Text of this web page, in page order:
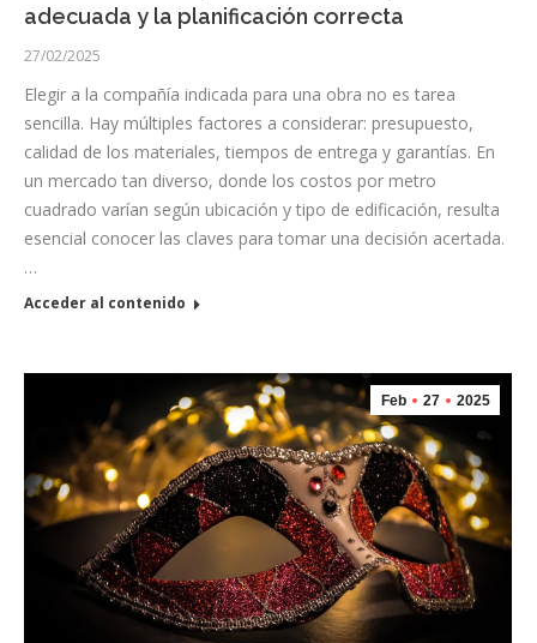
adecuada y la planificación correcta
27/02/2025
Elegir a la compañía indicada para una obra no es tarea
sencilla. Hay múltiples factores a considerar: presupuesto,
calidad de los materiales, tiempos de entrega y garantías. En
un mercado tan diverso, donde los costos por metro
cuadrado varían según ubicación y tipo de edificación, resulta
esencial conocer las claves para tomar una decisión acertada.
…
Acceder al contenido
Feb 27 2025